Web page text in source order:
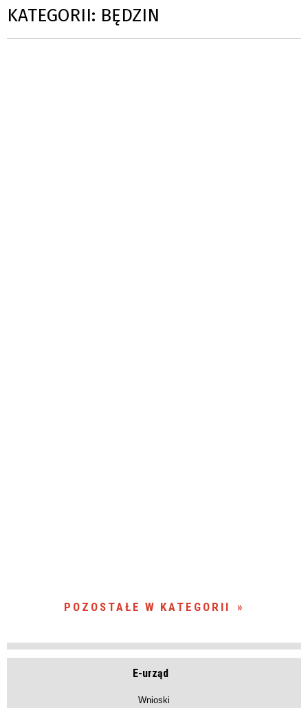
KATEGORII: BĘDZIN
POZOSTAŁE W KATEGORII
E-urząd
Wnioski